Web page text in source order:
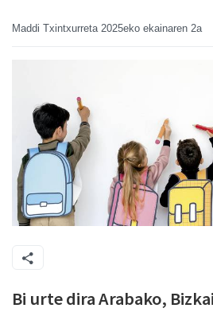
Maddi Txintxurreta 2025eko ekainaren 2a
Bi urte dira Arabako,